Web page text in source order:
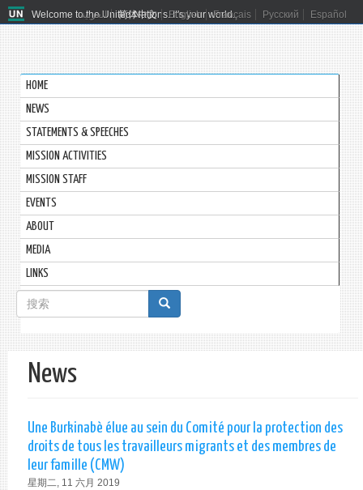
Welcome to the United Nations. It's your world.
العربية 简体中文 English Français Русский Español
HOME
NEWS
STATEMENTS & SPEECHES
MISSION ACTIVITIES
MISSION STAFF
EVENTS
ABOUT
MEDIA
LINKS
搜
索
表
单
搜索
News
Une Burkinabè élue au sein du Comité pour la protection des
droits de tous les travailleurs migrants et des membres de
leur famille (CMW)
星期二, 11 六月 2019